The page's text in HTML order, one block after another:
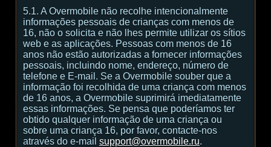
5.1. A Overmobile não recolhe intencionalmente
informações pessoais de crianças com menos de
16, não o solicita e não lhes permite utilizar os sítios
web e as aplicações. Pessoas com menos de 16
anos não estão autorizadas a fornecer informações
pessoais, incluindo nome, endereço, número de
telefone e E-mail. Se a Overmobile souber que a
informação foi recolhida de uma criança com menos
de 16 anos, a Overmobile suprimirá imediatamente
essas informações. Se pensa que poderíamos ter
obtido qualquer informação de uma criança ou
sobre uma criança 16, por favor, contacte-nos
através do e-mail support@overmobile.ru.